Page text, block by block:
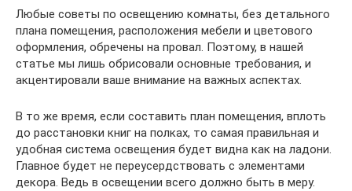
Любые советы по освещению комнаты, без детального
плана помещения, расположения мебели и цветового
оформления, обречены на провал. Поэтому, в нашей
статье мы лишь обрисовали основные требования, и
акцентировали ваше внимание на важных аспектах.
В то же время, если составить план помещения, вплоть
до расстановки книг на полках, то самая правильная и
удобная система освещения будет видна как на ладони.
Главное будет не переусердствовать с элементами
декора. Ведь в освещении всего должно быть в меру.